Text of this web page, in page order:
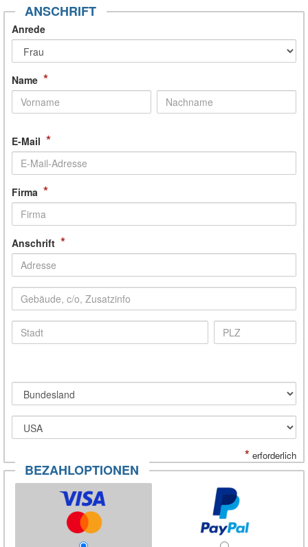
ANSCHRIFT
Anrede
Name *
E-Mail *
Firma *
Anschrift *
* erforderlich
BEZAHLOPTIONEN